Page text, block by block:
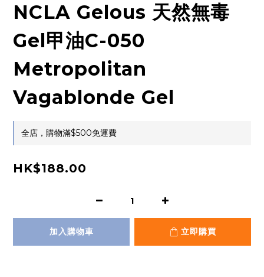
NCLA Gelous 天然無毒
Gel甲油C-050
Metropolitan
Vagablonde Gel
全店，購物滿$500免運費
HK$188.00
加入購物車 立即購買